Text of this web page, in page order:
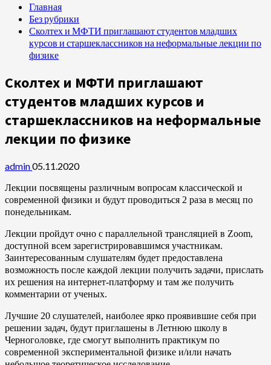
Главная
Без рубрики
Сколтех и МФТИ приглашают студентов младших
курсов и старшеклассников на неформальные лекции по
физике
Сколтех и МФТИ приглашают
студентов младших курсов и
старшеклассников на неформальные
лекции по физике
admin05.11.2020
Лекции посвящены различным вопросам классической и
современной физики и будут проводиться 2 раза в месяц по
понедельникам.
Лекции пройдут очно с параллельной трансляцией в Zoom,
доступной всем зарегистрировавшимся участникам.
Заинтересованным слушателям будет предоставлена
возможность после каждой лекции получить задачи, прислать
их решения на интернет-платформу и там же получить
комментарии от ученых.
Лучшие 20 слушателей, наиболее ярко проявившие себя при
решении задач, будут приглашены в Летнюю школу в
Черноголовке, где смогут выполнить практикум по
современной экспериментальной физике и/или начать